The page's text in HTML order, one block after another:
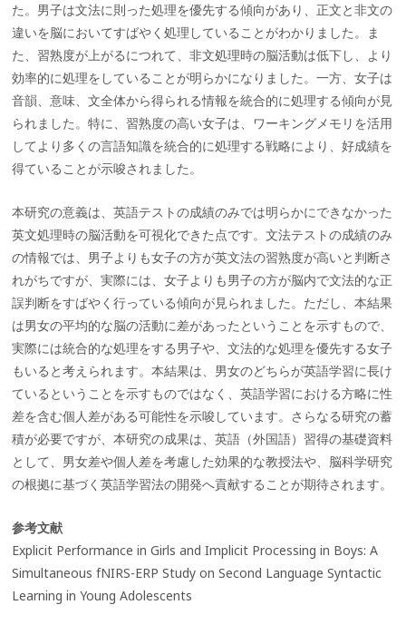
た。男子は文法に則った処理を優先する傾向があり、正文と非文の
違いを脳においてすばやく処理していることがわかりました。ま
た、習熟度が上がるにつれて、非文処理時の脳活動は低下し、より
効率的に処理をしていることが明らかになりました。一方、女子は
音韻、意味、文全体から得られる情報を統合的に処理する傾向が見
られました。特に、習熟度の高い女子は、ワーキングメモリを活用
してより多くの言語知識を統合的に処理する戦略により、好成績を
得ていることが示唆されました。
本研究の意義は、英語テストの成績のみでは明らかにできなかった
英文処理時の脳活動を可視化できた点です。文法テストの成績のみ
の情報では、男子よりも女子の方が英文法の習熟度が高いと判断さ
れがちですが、実際には、女子よりも男子の方が脳内で文法的な正
誤判断をすばやく行っている傾向が見られました。ただし、本結果
は男女の平均的な脳の活動に差があったということを示すもので、
実際には統合的な処理をする男子や、文法的な処理を優先する女子
もいると考えられます。本結果は、男女のどちらが英語学習に長け
ているということを示すものではなく、英語学習における方略に性
差を含む個人差がある可能性を示唆しています。さらなる研究の蓄
積が必要ですが、本研究の成果は、英語（外国語）習得の基礎資料
として、男女差や個人差を考慮した効果的な教授法や、脳科学研究
の根拠に基づく英語学習法の開発へ貢献することが期待されます。
参考文献
Explicit Performance in Girls and Implicit Processing in Boys: A
Simultaneous fNIRS-ERP Study on Second Language Syntactic
Learning in Young Adolescents